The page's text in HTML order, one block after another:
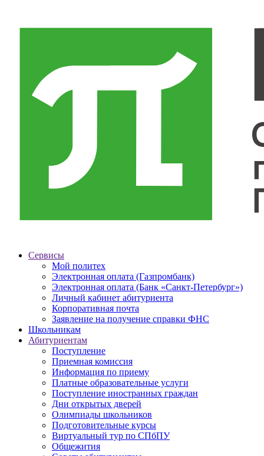
Сервисы
Мой политех
Электронная оплата (Газпромбанк)
Электронная оплата (Банк «Санкт-Петербург»)
Личный кабинет абитуриента
Корпоративная почта
Заявление на получение справки ФНС
Школьникам
Абитуриентам
Поступление
Приемная комиссия
Информация по приему
Платные образовательные услуги
Поступление иностранных граждан
Дни открытых дверей
Олимпиады школьников
Подготовительные курсы
Виртуальный тур по СПбПУ
Общежития